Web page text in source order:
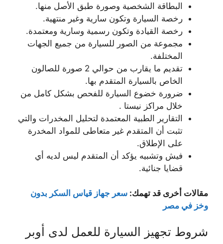
البطاقة الشخصية وصورة طبق الأصل منها.
رخصة السيارة وتكون سارية وغير منتهية.
رخصة القيادة وتكون رسمية وسارية ومعتمدة.
مجموعة من الصور للسيارة من جميع الجهات
المختلفة.
تقديم ما يقارب من حوالي 2 صورة للصالون
الخاص بالسيارة المتقدم بها.
ضرورة خضوع السيارة للفحص بشكل كامل من
خلال مراكز نيستا .
التقارير الطبية المعتمدة لتحليل المخدرات والتي
تثبت أن المتقدم غير متعاطى للمواد المخدرة
على الإطلاق.
فيش وتشبيه يؤكد أن المتقدم ليس لديه أي
قضايا جنائية.
مقالات أخرى قد تهمك: سعر جهاز قياس السكر بدون
وخز في مصر
شروط تجهيز السيارة للعمل لدى أوبر